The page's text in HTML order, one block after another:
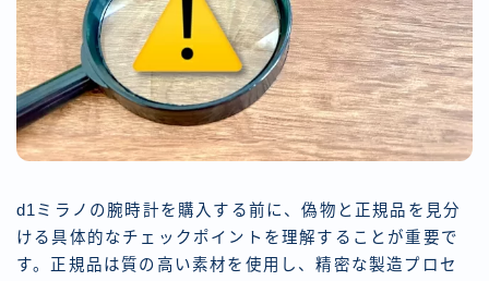
d1ミラノの腕時計を購入する前に、偽物と正規品を見分
ける具体的なチェックポイントを理解することが重要で
す。正規品は質の高い素材を使用し、精密な製造プロセ